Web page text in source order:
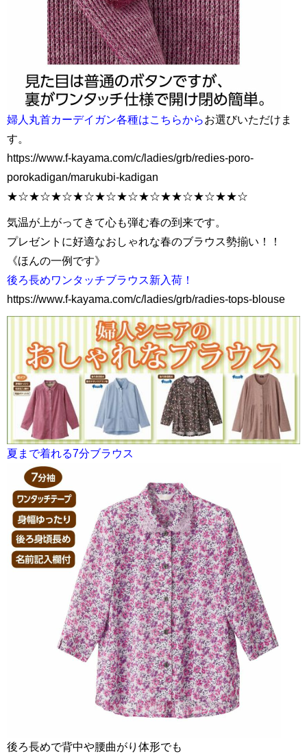
婦人丸首カーデイガン各種はこちらからお選びいただけま
す。
https://www.f-kayama.com/c/ladies/grb/redies-poro-
porokadigan/marukubi-kadigan
★☆★☆★☆★☆★☆★☆★☆★★☆★☆★★☆
気温が上がってきて心も弾む春の到来です。
プレゼントに好適なおしゃれな春のブラウス勢揃い！！
《ほんの一例です》
後ろ長めワンタッチブラウス新入荷！
https://www.f-kayama.com/c/ladies/grb/radies-tops-blouse
夏まで着れる7分ブラウス
後ろ長めで背中や腰曲がり体形でも